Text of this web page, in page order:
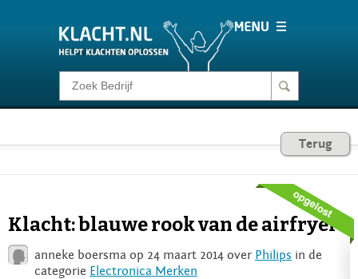
Klacht melden
Consumentenrecht Terug
Klacht: blauwe rook van de airfryer
anneke boersma op 24 maart 2014 over Philips in de
categorie Electronica Merken